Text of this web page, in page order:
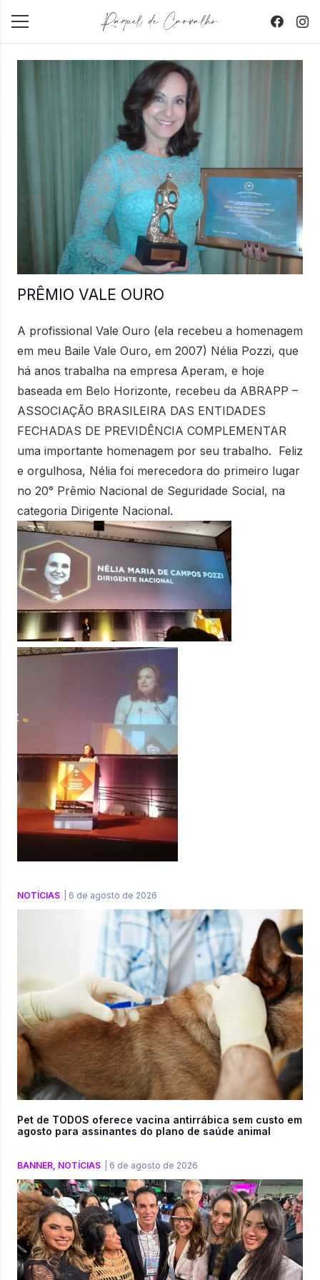
PRÊMIO VALE OURO
A profissional Vale Ouro (ela recebeu a homenagem
em meu Baile Vale Ouro, em 2007) Nélia Pozzi, que
há anos trabalha na empresa Aperam, e hoje
baseada em Belo Horizonte, recebeu da ABRAPP –
ASSOCIAÇÃO BRASILEIRA DAS ENTIDADES
FECHADAS DE PREVIDÊNCIA COMPLEMENTAR
uma importante homenagem por seu trabalho. Feliz
e orgulhosa, Nélia foi merecedora do primeiro lugar
no 20° Prêmio Nacional de Seguridade Social, na
categoria Dirigente Nacional.
NOTÍCIAS 6 de agosto de 2026
Pet de TODOS oferece vacina antirrábica sem custo em
agosto para assinantes do plano de saúde animal
BANNER NOTÍCIAS 6 de agosto de 2026